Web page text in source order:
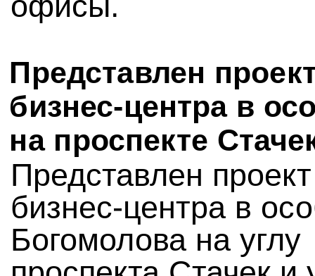
Представлен
бизнес-центра в
на проспекте
Представлен проект
бизнес-центра в
Богомолова на углу